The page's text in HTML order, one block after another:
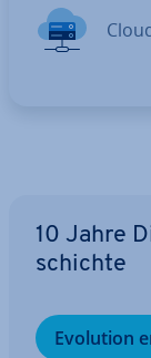
10 Jahre
schich­te
Evolution